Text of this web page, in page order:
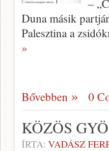
–
Duna másik
Palesztina a
»
Bővebben 0
KÖZÖS
ÍRTA: VADÁSZ